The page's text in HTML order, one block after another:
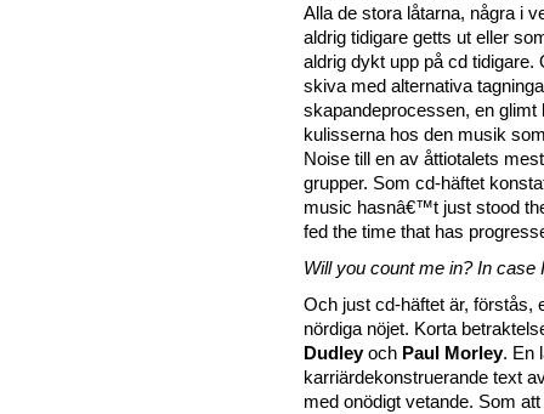
Alla de stora låtarna, några i
aldrig tidigare getts ut eller
aldrig dykt upp på cd tidigare.
skiva med alternativa
skapandeprocessen, en glimt
kulisserna hos den musik
Noise till en av åttiotalets
grupper. Som cd-häftet
music hasnâ€™t just stood
fed the time that has
Will you count me in? In case
Och just cd-häftet är, förstås,
nördiga nöjet. Korta
Dudleyoch Paul Morley. En
karriärdekonstruerande text
med onödigt vetande. Som att